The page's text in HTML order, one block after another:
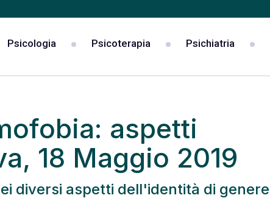
Psicologia Psicoterapia Psichiatria
aspetti
18 Maggio 2019
diversi aspetti dell'identità di genere